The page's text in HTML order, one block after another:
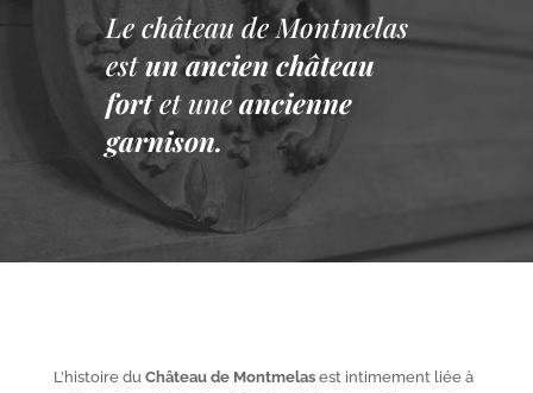
Le château de Montmelas
est un ancien château
fort et une ancienne
garnison.
L’histoire duChâteau de Montmelasest intimement liée à